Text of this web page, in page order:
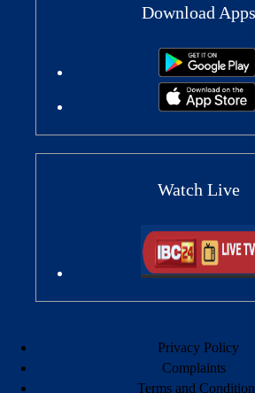
Download Apps
Watch Live
Privacy Policy
Complaints
Terms and